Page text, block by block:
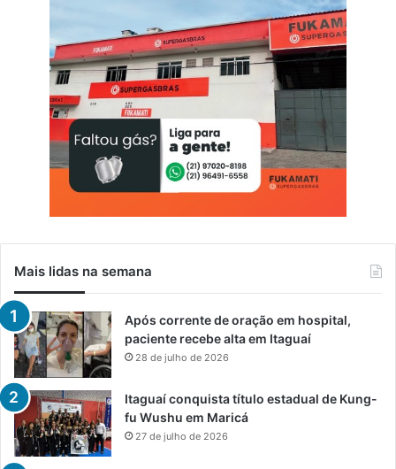
Mais lidas na semana
Após corrente de oração em hospital,
paciente recebe alta em Itaguaí
28 de julho de 2026
Itaguaí conquista título estadual de Kung-
fu Wushu em Maricá
27 de julho de 2026